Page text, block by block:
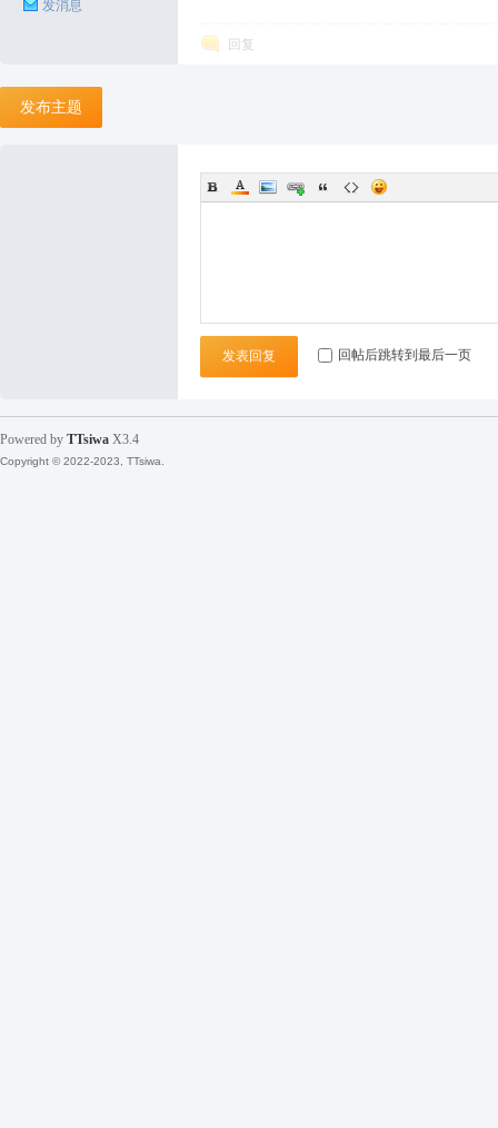
发消息
回复
发布主题
发表回复 回帖后跳转到最后一页
Powered by TTsiwa X3.4
Copyright © 2022-2023, TTsiwa.